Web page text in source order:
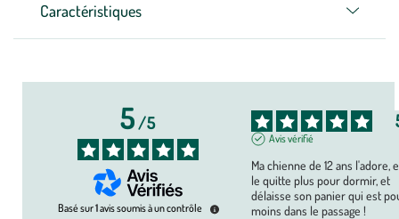
Caractéristiques
5/5
Basé sur1avis soumis à un contrôle
Avis vérifié
Ma chienne de 12 ans l'adore,
le quitte plus pour dormir, et
délaisse son panier qui est
moins dans le passage !